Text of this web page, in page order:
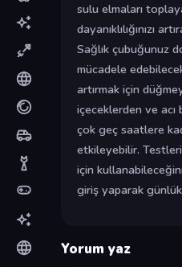
sulu elmaları
dayanıklılığınızı
Sağlık çubuğunuz
mücadele
artırmak için
içeceklerden ve acı
çok geç saatlere
etkileyebilir.
için
giriş yaparak
Yorum yaz